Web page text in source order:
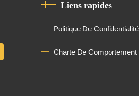
Liens rapides
Politique De Confidentialité
Charte De Comportement